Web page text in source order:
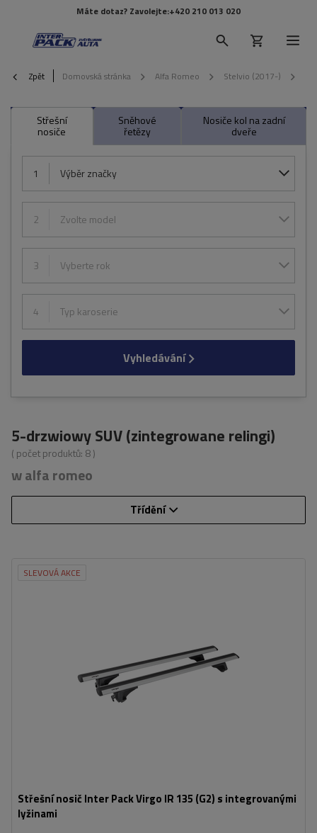
Máte dotaz? Zavolejte:+420 210 013 020
Zpět Domovská stránka Alfa Romeo Stelvio (2017-)
Střešní
nosiče
Sněhové
řetězy
Nosiče kol na zadní
dveře
1 Výběr značky
2 Zvolte model
3 Vyberte rok
4 Typ karoserie
Vyhledávání
5-drzwiowy SUV (zintegrowane relingi)
( počet produktů: 8)
w alfa romeo
Třídění
SLEVOVÁ AKCE
Střešní nosič Inter Pack Virgo IR 135 (G2) s integrovanými
lyžinami